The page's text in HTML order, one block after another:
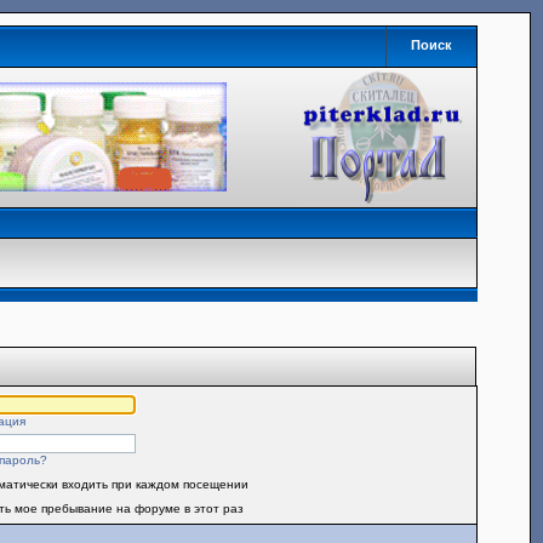
Поиск
входить при каждом посещении
мое пребывание на форуме в этот раз